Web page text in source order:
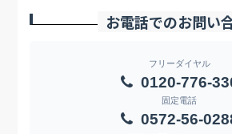
お電話でのお問い
フリーダイヤル
0120-776-
固定電話
0572-56-